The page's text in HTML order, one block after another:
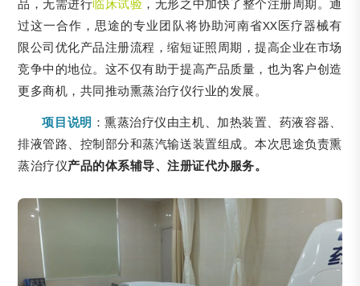
过这一合作，思途的专业团队将协助河南省XX医疗器械有
限公司优化产品注册流程，缩短证照周期，提高企业在市场
竞争中的地位。这不仅有助于提高产品质量，也为客户创造
更多商机，共同推动熏蒸治疗仪行业的发展。
项目说明 ：熏蒸治疗仪由主机、加热装置、药液容器、
排液管路、控制部分和蒸汽输送装置组成。本次思途负责熏
蒸治疗仪产品的体系辅导、注册证代办服务。